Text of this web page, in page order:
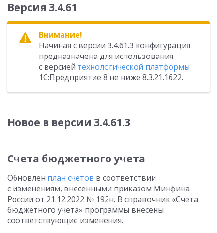
Версия 3.4.61
Внимание!
Начиная с версии 3.4.61.3 конфигурация
предназначена для использования
с версией технологической платформы
1С:Предприятие 8 не ниже 8.3.21.1622.
Новое в версии 3.4.61.3
Счета бюджетного учета
Обновлен план счетов в соответствии
с изменениям, внесенными приказом Минфина
России от 21.12.2022 № 192н. В справочник «Счета
бюджетного учета» программы внесены
соответствующие изменения.